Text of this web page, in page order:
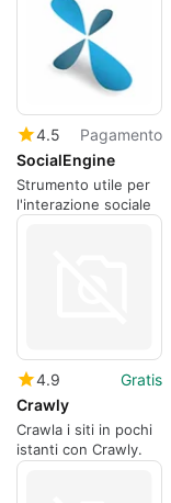
4.5
Pagamento
SocialEngine
Strumento utile per
l'interazione sociale
4.9
Gratis
Crawly
Crawla i siti in pochi
istanti con Crawly.